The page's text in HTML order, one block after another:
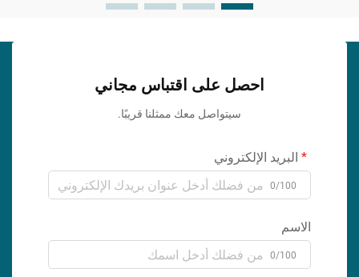
احصل على اقتباس مجاني
سيتواصل معك ممثلنا قريبًا.
البريد الإلكتروني
0/100
الاسم
0/100